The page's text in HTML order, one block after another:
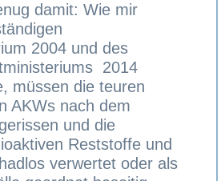
damit: Wie mir
2004 und des
2014
müssen die teuren
AKWs nach dem
und die
Reststoffe und
verwertet oder als